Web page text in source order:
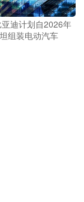
迪计划自2026年
组装电动汽车